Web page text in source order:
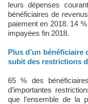
leurs dépenses
bénéficiaires de
paiement en 2018. 14
impayées fin 2018.
Plus d’un
subit des restrictions
65 % des
d’importantes
que l’ensemble de la